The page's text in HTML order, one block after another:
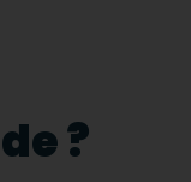
?